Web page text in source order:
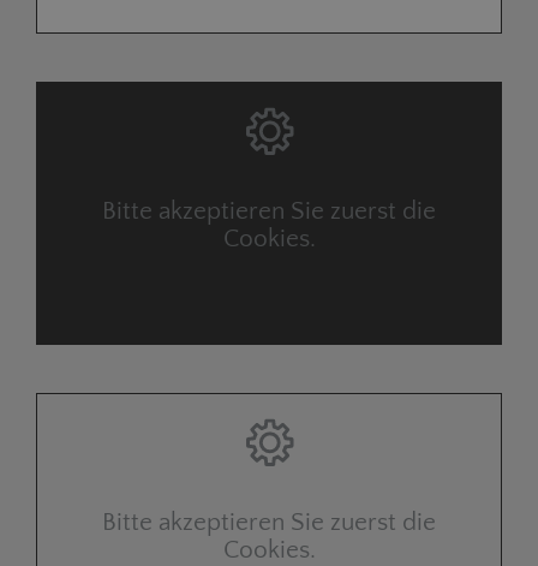
Bitte akzeptieren Sie zuerst die
Cookies.
Bitte akzeptieren Sie zuerst die
Cookies.